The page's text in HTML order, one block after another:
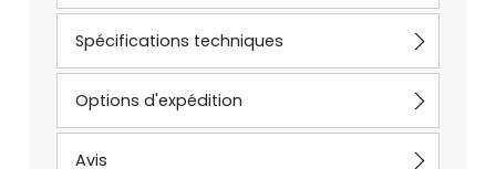
Spécifications techniques
Options d'expédition
Avis